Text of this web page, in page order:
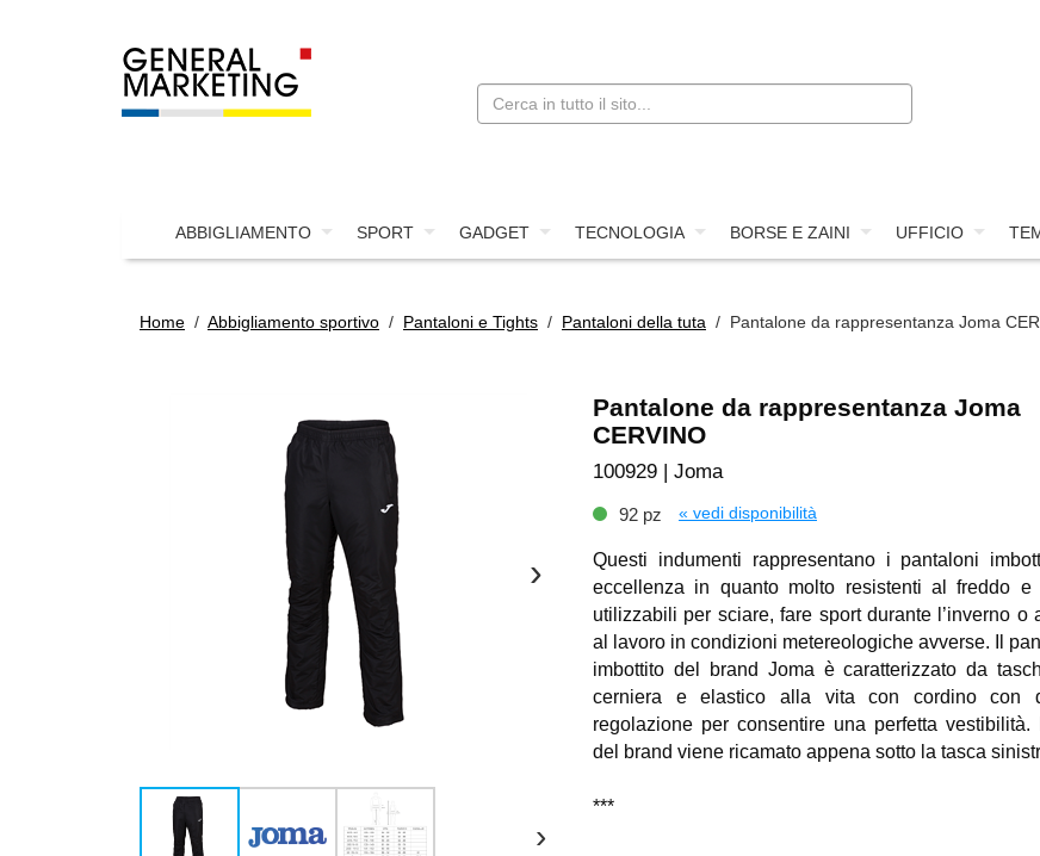
ABBIGLIAMENTO SPORT GADGET TECNOLOGIA BORSE E ZAINI UFFICIO
Home / Abbigliamento sportivo / Pantaloni e Tights / Pantaloni della tuta / Pantalone da rappresentanza Joma
›
›
Pantalone da rappresentanza Joma
CERVINO
100929 | Joma
92 pz « vedi disponibilità
Questi indumenti rappresentano i pantaloni
eccellenza in quanto molto resistenti al freddo e
utilizzabili per sciare, fare sport durante l’inverno o
al lavoro in condizioni metereologiche avverse. Il
imbottito del brand Joma è caratterizzato da
cerniera e elastico alla vita con cordino con
regolazione per consentire una perfetta vestibilità.
del brand viene ricamato appena sotto la tasca
***